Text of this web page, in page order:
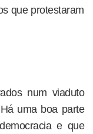
que protestaram
num viaduto
uma boa parte
e que